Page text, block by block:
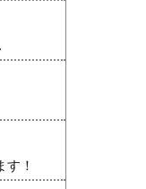
！